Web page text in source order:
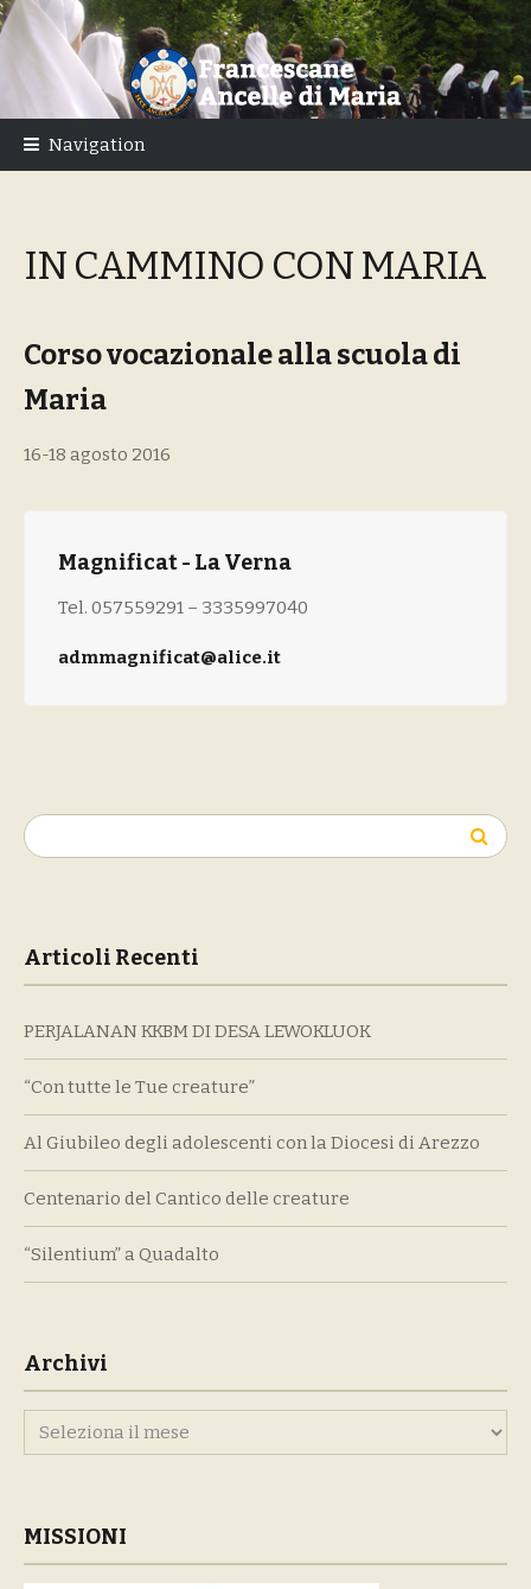
navigation
content
Navigation
IN CAMMINO CON MARIA
Corso vocazionale alla scuola di
Maria
16-18 agosto 2016
Magnificat - La Verna
Tel. 057559291 – 3335997040
admmagnificat@alice.it
Ricerca
per:
Articoli Recenti
PERJALANAN KKBM DI DESA LEWOKLUOK
“Con tutte le Tue creature”
Al Giubileo degli adolescenti con la Diocesi di Arezzo
Centenario del Cantico delle creature
“Silentium” a Quadalto
Archivi
Archivi
MISSIONI